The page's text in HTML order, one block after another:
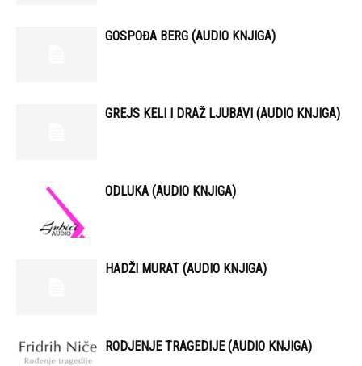
GOSPOĐA BERG (AUDIO KNJIGA)
GREJS KELI I DRAŽ LJUBAVI (AUDIO KNJIGA)
ODLUKA (AUDIO KNJIGA)
HADŽI MURAT (AUDIO KNJIGA)
RODJENJE TRAGEDIJE (AUDIO KNJIGA)